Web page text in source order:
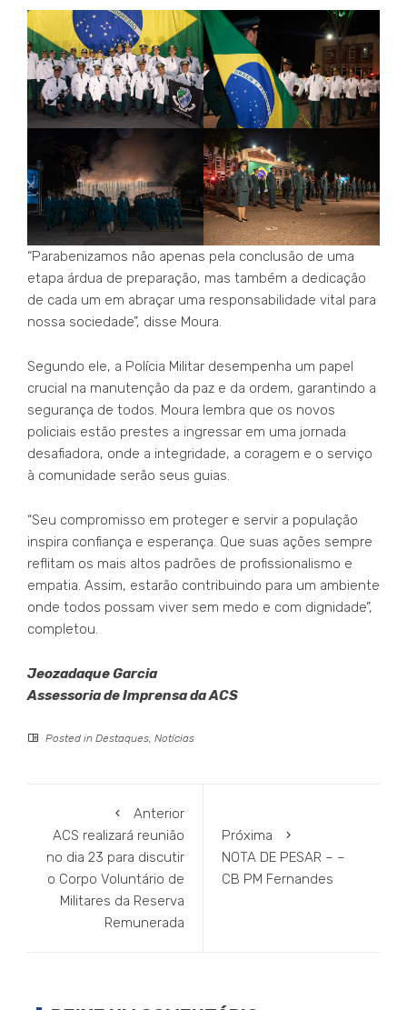
“Parabenizamos não apenas pela conclusão de uma
etapa árdua de preparação, mas também a dedicação
de cada um em abraçar uma responsabilidade vital para
nossa sociedade”, disse Moura.
Segundo ele, a Polícia Militar desempenha um papel
crucial na manutenção da paz e da ordem, garantindo a
segurança de todos. Moura lembra que os novos
policiais estão prestes a ingressar em uma jornada
desafiadora, onde a integridade, a coragem e o serviço
à comunidade serão seus guias.
“Seu compromisso em proteger e servir a população
inspira confiança e esperança. Que suas ações sempre
reflitam os mais altos padrões de profissionalismo e
empatia. Assim, estarão contribuindo para um ambiente
onde todos possam viver sem medo e com dignidade”,
completou.
Jeozadaque Garcia
Assessoria de Imprensa da ACS
Posted in Destaques, Notícias
Anterior
ACS realizará reunião
no dia 23 para discutir
o Corpo Voluntário de
Militares da Reserva
Remunerada
Próxima
NOTA DE PESAR – –
CB PM Fernandes